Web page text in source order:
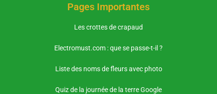
Pages Importantes
Les crottes de crapaud
Electromust.com : que se passe-t-il ?
Liste des noms de fleurs avec photo
Quiz de la journée de la terre Google